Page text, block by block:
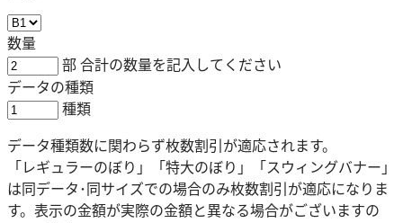
数量
部 合計の数量を記入してください
データの種類
種類
データ種類数に関わらず枚数割引が適応されます。
「レギュラーのぼり」「特大のぼり」「スウィングバナー」
は同データ･同サイズでの場合のみ枚数割引が適応になりま
す。表示の金額が実際の金額と異なる場合がございますの